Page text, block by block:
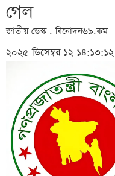
গেল
জাতীয় ডেস্ক . বিনোদন৬৯.কম
২০২৫ ডিসেম্বর ১২ ১৪:১৩:১২